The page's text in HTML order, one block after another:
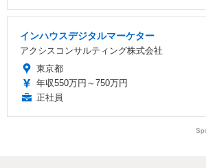
インハウスデジタルマーケター
アクシスコンサルティング株式会社
東京都
年収550万円～750万円
正社員